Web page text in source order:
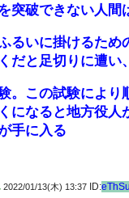
突破できない人間
いに掛けるため
だと足切りに遭
この試験により
になると地方役
手に入る
2022/01/13(木) 13:37 ID: